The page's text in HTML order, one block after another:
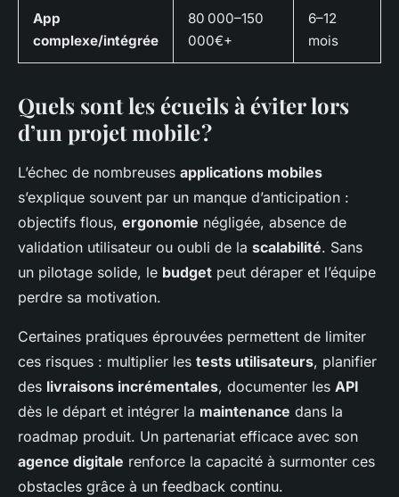
App
complexe/intégrée
80 000–150
000€+
6–12
mois
Quels sont les écueils à éviter lors
d’un projet mobile ?
L’échec de nombreuses applications mobiles
s’explique souvent par un manque d’anticipation :
objectifs flous, ergonomie négligée, absence de
validation utilisateur ou oubli de la scalabilité. Sans
un pilotage solide, le budget peut déraper et l’équipe
perdre sa motivation.
Certaines pratiques éprouvées permettent de limiter
ces risques : multiplier les tests utilisateurs, planifier
des livraisons incrémentales, documenter les API
dès le départ et intégrer la maintenance dans la
roadmap produit. Un partenariat efficace avec son
agence digitale renforce la capacité à surmonter ces
obstacles grâce à un feedback continu.